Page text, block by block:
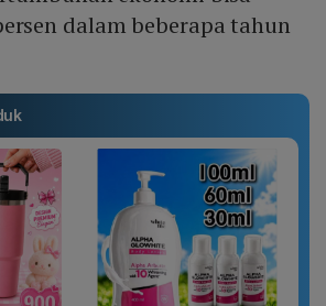
dalam beberapa tahun